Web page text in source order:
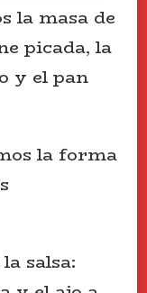
la masa de
picada, la
y el pan
la forma
salsa: